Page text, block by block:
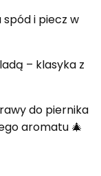
spód i piecz w
– klasyka z
do piernika
aromatu 🎄